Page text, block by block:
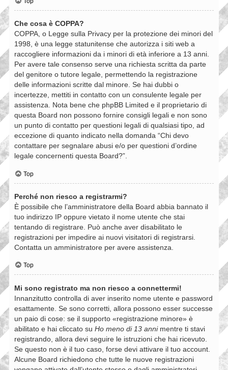
Che cosa è COPPA?
COPPA, o Legge sulla Privacy per la protezione dei minori del
1998, è una legge statunitense che autorizza i siti web a
raccogliere informazioni da i minori di età inferiore a 13 anni.
Per avere tale consenso serve una richiesta scritta da parte
del genitore o tutore legale, permettendo la registrazione
delle informazioni scritte dal minore. Se hai dubbi o
incertezze, mettiti in contatto con un consulente legale per
assistenza. Nota bene che phpBB Limited e il proprietario di
questa Board non possono fornire consigli legali e non sono
un punto di contatto per questioni legali di qualsiasi tipo, ad
eccezione di quanto indicato nella domanda “Chi devo
contattare per segnalare abusi e/o per questioni d’ordine
legale concernenti questa Board?”.
Top
Perché non riesco a registrarmi?
È possibile che l’amministratore della Board abbia bannato il
tuo indirizzo IP oppure vietato il nome utente che stai
tentando di registrare. Può anche aver disabilitato le
registrazioni per impedire ai nuovi visitatori di registrarsi.
Contatta un amministratore per avere assistenza.
Top
Mi sono registrato ma non riesco a connettermi!
Innanzitutto controlla di aver inserito nome utente e password
esattamente. Se sono corretti, allora possono esser successe
un paio di cose: se il supporto «registrazione minore» è
abilitato e hai cliccato su Ho meno di 13 annimentre ti stavi
registrando, allora devi seguire le istruzioni che hai ricevuto.
Se questo non è il tuo caso, forse devi attivare il tuo account.
Alcune Board richiedono che tutte le nuove registrazioni